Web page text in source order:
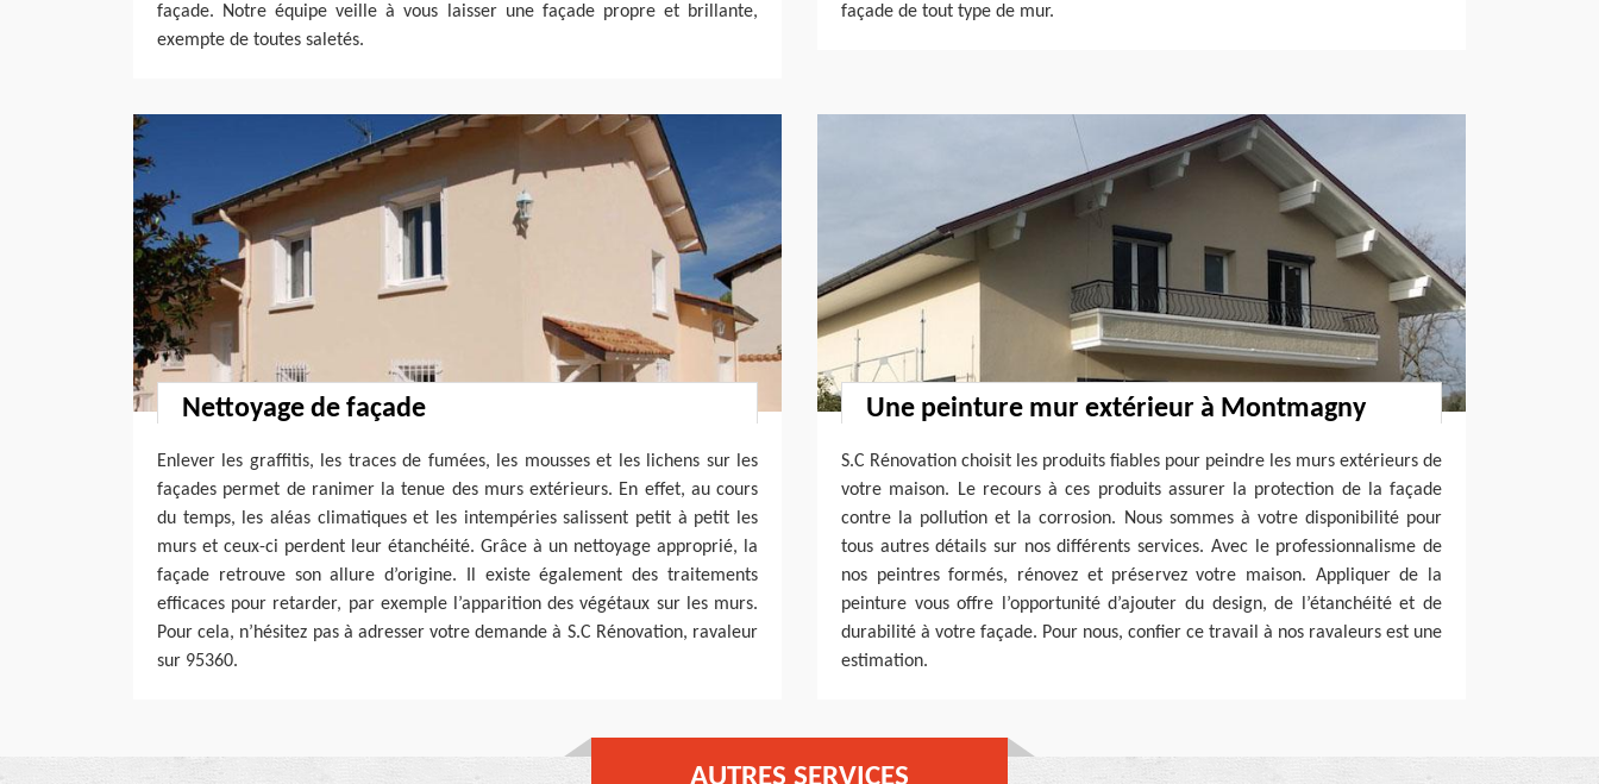
façade. Notre équipe veille à vous laisser une façade propre et brillante,
exempte de toutes saletés.
façade de tout type de mur.
Nettoyage de façade
Enlever les graffitis, les traces de fumées, les mousses et les lichens sur les
façades permet de ranimer la tenue des murs extérieurs. En effet, au cours
du temps, les aléas climatiques et les intempéries salissent petit à petit les
murs et ceux-ci perdent leur étanchéité. Grâce à un nettoyage approprié, la
façade retrouve son allure d’origine. Il existe également des traitements
efficaces pour retarder, par exemple l’apparition des végétaux sur les murs.
Pour cela, n’hésitez pas à adresser votre demande à S.C Rénovation, ravaleur
sur 95360.
Une peinture mur extérieur à Montmagny
S.C Rénovation choisit les produits fiables pour peindre les murs extérieurs de
votre maison. Le recours à ces produits assurer la protection de la façade
contre la pollution et la corrosion. Nous sommes à votre disponibilité pour
tous autres détails sur nos différents services. Avec le professionnalisme de
nos peintres formés, rénovez et préservez votre maison. Appliquer de la
peinture vous offre l’opportunité d’ajouter du design, de l’étanchéité et de
durabilité à votre façade. Pour nous, confier ce travail à nos ravaleurs est une
estimation.
AUTRES SERVICES